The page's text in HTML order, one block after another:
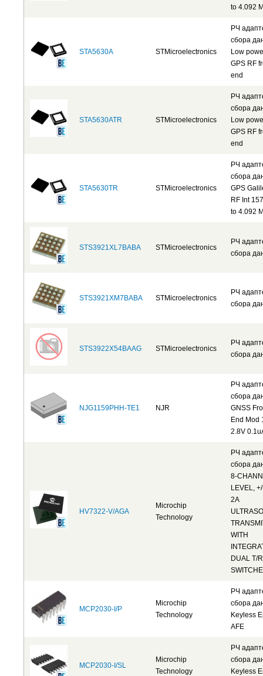
to 4.092
STA5630A STMicroelectronics
РЧ
сбора
Low
GPS RF
end
STA5630ATR STMicroelectronics
РЧ
сбора
Low
GPS RF
end
STA5630TR STMicroelectronics
РЧ
сбора
GPS
RF Int
to 4.092
STS3921XL7BABA STMicroelectronics
РЧ
сбора
STS3921XM7BABA STMicroelectronics
РЧ
сбора
STS3922X54BAAG STMicroelectronics
РЧ
сбора
NJG1159PHH-TE1 NJR
РЧ
сбора
GNSS
End Mod
2.8V
HV7322-V/AGA
Microchip
Technology
РЧ
сбора
8-
LEVEL,
2A
WITH
DUAL T/R
MCP2030-I/P
Microchip
Technology
РЧ
сбора
Keyless
AFE
MCP2030-I/SL
Microchip
Technology
РЧ
сбора
Keyless